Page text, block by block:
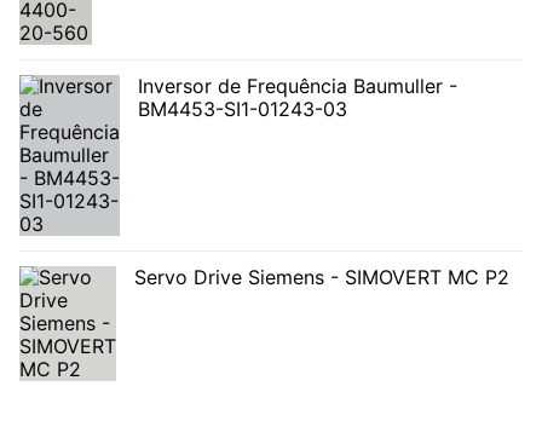
Inversor de Frequência Baumuller -
BM4453-SI1-01243-03
Servo Drive Siemens - SIMOVERT MC P2